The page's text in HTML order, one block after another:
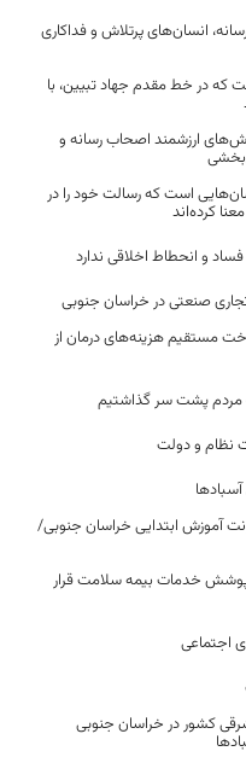
انسان‌های پرتلاش و فداکاری
که در خط مقدم جهاد تبیین، با
ارزشمند اصحاب رسانه و
است که رسالت خود را در
کرده‌اند
و انحطاط اخلاقی ندارد
تجاری صنعتی در خراسان جنوبی
مستقیم هزینه‌های درمان از
مردم پشت سر گذاشتیم
نظام و دولت
آموزش ابتدایی خراسان جنوبی/
پوشش خدمات بیمه سلامت قرار
اجتماعی
کشور در خراسان جنوبی